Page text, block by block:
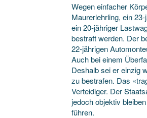
Wegen einfacher
Maurerlehrling, ein
ein 20-jähriger
bestraft werden. Der
22-jährigen
Auch bei einem
Deshalb sei er einzig
zu bestrafen. Das
Verteidiger. Der
jedoch objektiv
führen.